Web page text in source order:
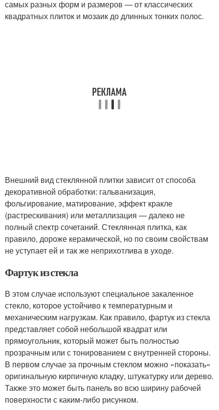
самых разных форм и размеров — от классических
квадратных плиток и мозаик до длинных тонких полос.
Внешний вид стеклянной плитки зависит от способа
декоративной обработки: гальванизация,
фольгирование, матирование, эффект кракле
(растрескивания) или металлизация — далеко не
полный спектр сочетаний. Стеклянная плитка, как
правило, дороже керамической, но по своим свойствам
не уступает ей и так же неприхотлива в уходе.
Фартук из стекла
В этом случае используют специальное закаленное
стекло, которое устойчиво к температурным и
механическим нагрузкам. Как правило, фартук из стекла
представляет собой небольшой квадрат или
прямоугольник, который может быть полностью
прозрачным или с тонированием с внутренней стороны.
В первом случае за прочным стеклом можно «показать»
оригинальную кирпичную кладку, штукатурку или дерево.
Также это может быть панель во всю ширину рабочей
поверхности с каким-либо рисунком.